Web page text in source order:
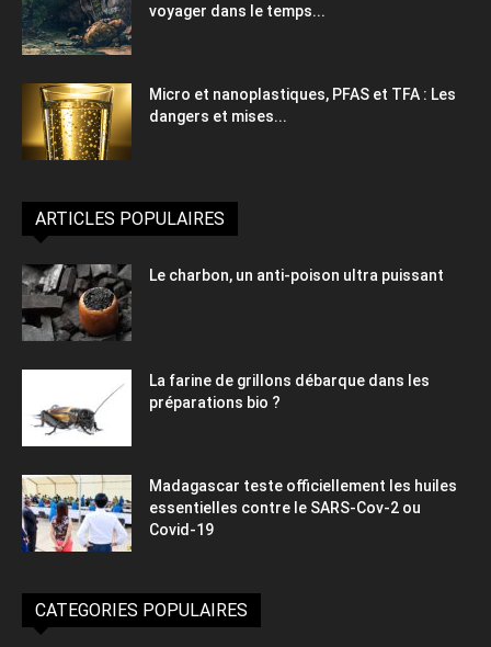
voyager dans le temps...
Micro et nanoplastiques, PFAS et TFA : Les
dangers et mises...
ARTICLES POPULAIRES
Le charbon, un anti-poison ultra puissant
La farine de grillons débarque dans les
préparations bio ?
Madagascar teste officiellement les huiles
essentielles contre le SARS-Cov-2 ou
Covid-19
CATEGORIES POPULAIRES